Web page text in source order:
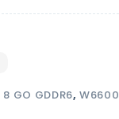
8 GO GDDR6,W6600